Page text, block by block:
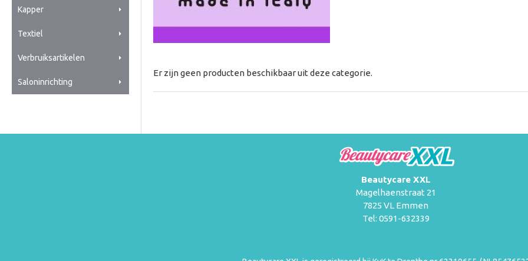
Kapper
Textiel
Verbruiksartikelen
Saloninrichting
Er zijn geen producten beschikbaar uit deze categorie.
Beautycare XXL
Magelhaenstraat 21
7825 VL Emmen
Tel: 0591-632339